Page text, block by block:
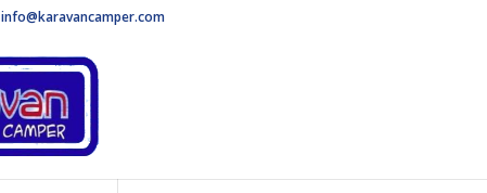
info@karavancamper.com